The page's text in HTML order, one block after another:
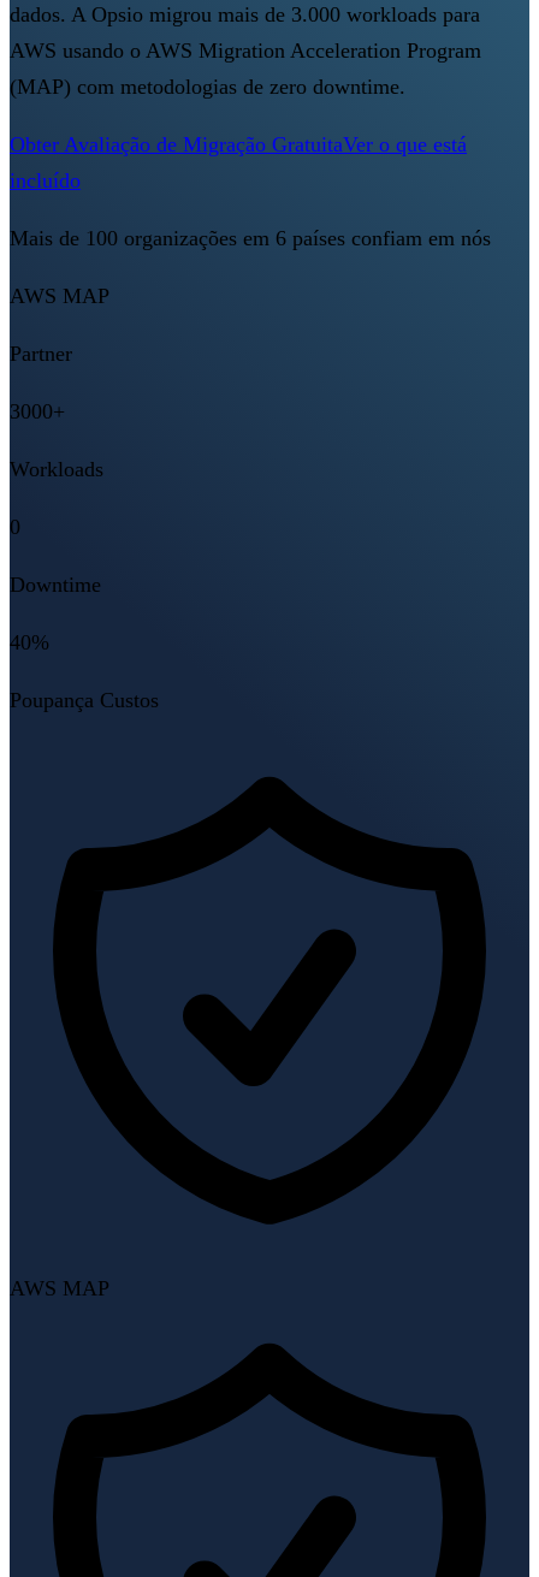
dados. A Opsio migrou mais de 3.000 workloads para
AWS usando o AWS Migration Acceleration Program
(MAP) com metodologias de zero downtime.
Obter Avaliação de Migração GratuitaVer o que está
incluído
Mais de 100 organizações em 6 países confiam em nós
AWS MAP
Partner
3000+
Workloads
0
Downtime
40%
Poupança Custos
AWS MAP